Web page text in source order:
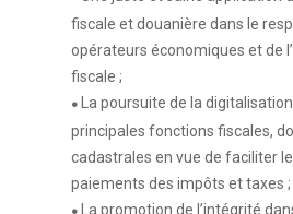
fiscale et douanière dans le
opérateurs économiques et de
fiscale ;
●
La poursuite de la
principales fonctions fiscales,
cadastrales en vue de faciliter
paiements des impôts et taxes ;
La promotion de l’intégrité